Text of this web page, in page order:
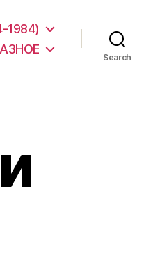
1984)
Search